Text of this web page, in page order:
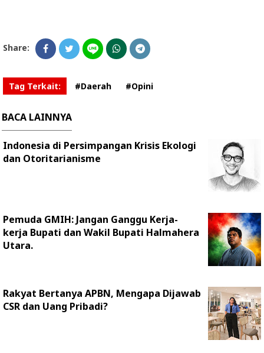
Share:
Tag Terkait: #Daerah #Opini
BACA LAINNYA
Indonesia di Persimpangan Krisis Ekologi
dan Otoritarianisme
Pemuda GMIH: Jangan Ganggu Kerja-
kerja Bupati dan Wakil Bupati Halmahera
Utara.
Rakyat Bertanya APBN, Mengapa Dijawab
CSR dan Uang Pribadi?